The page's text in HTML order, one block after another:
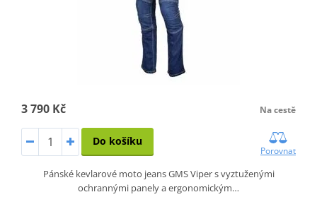
3 790 Kč Na cestě
Do košíku
Porovnat
Pánské kevlarové moto jeans GMS Viper s vyztuženými
ochrannými panely a ergonomickým…